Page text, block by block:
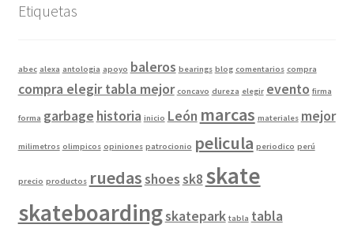
Etiquetas
abec alexa antologia apoyo baleros bearings blog comentarios compra
compra elegir tabla mejor concavo dureza elegir evento firma
forma garbage historia inicio León marcas materiales mejor
milimetros olimpicos opiniones patrocionio pelicula periodico perú
precio productos ruedasshoessk8 skate
skateboardingskatepark tabla tabla